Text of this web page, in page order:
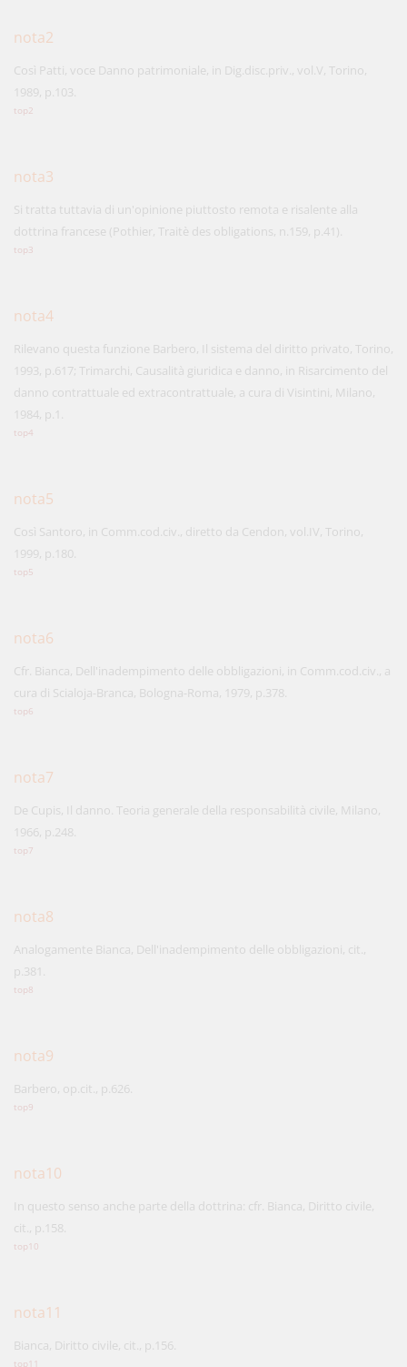
nota2
Così Patti, voce Danno patrimoniale, in Dig.disc.priv., vol.V, Torino,
1989, p.103.
top2
nota3
Si tratta tuttavia di un'opinione piuttosto remota e risalente alla
dottrina francese (Pothier, Traitè des obligations, n.159, p.41).
top3
nota4
Rilevano questa funzione Barbero, Il sistema del diritto privato, Torino,
1993, p.617; Trimarchi, Causalità giuridica e danno, in Risarcimento del
danno contrattuale ed extracontrattuale, a cura di Visintini, Milano,
1984, p.1.
top4
nota5
Così Santoro, in Comm.cod.civ., diretto da Cendon, vol.IV, Torino,
1999, p.180.
top5
nota6
Cfr. Bianca, Dell'inadempimento delle obbligazioni, in Comm.cod.civ., a
cura di Scialoja-Branca, Bologna-Roma, 1979, p.378.
top6
nota7
De Cupis, Il danno. Teoria generale della responsabilità civile, Milano,
1966, p.248.
top7
nota8
Analogamente Bianca, Dell'inadempimento delle obbligazioni, cit.,
p.381.
top8
nota9
Barbero, op.cit., p.626.
top9
nota10
In questo senso anche parte della dottrina: cfr. Bianca, Diritto civile,
cit., p.158.
top10
nota11
Bianca, Diritto civile, cit., p.156.
top11